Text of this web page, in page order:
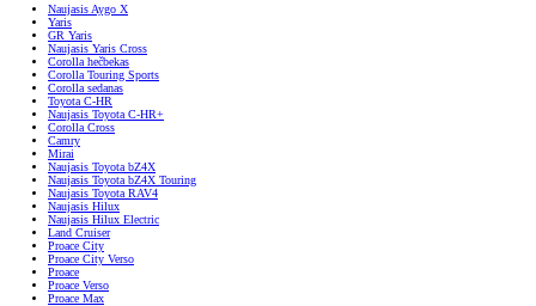
Naujasis Aygo X
Yaris
GR Yaris
Naujasis Yaris Cross
Corolla hečbekas
Corolla Touring Sports
Corolla sedanas
Toyota C-HR
Naujasis Toyota C-HR+
Corolla Cross
Camry
Mirai
Naujasis Toyota bZ4X
Naujasis Toyota bZ4X Touring
Naujasis Toyota RAV4
Naujasis Hilux
Naujasis Hilux Electric
Land Cruiser
Proace City
Proace City Verso
Proace
Proace Verso
Proace Max